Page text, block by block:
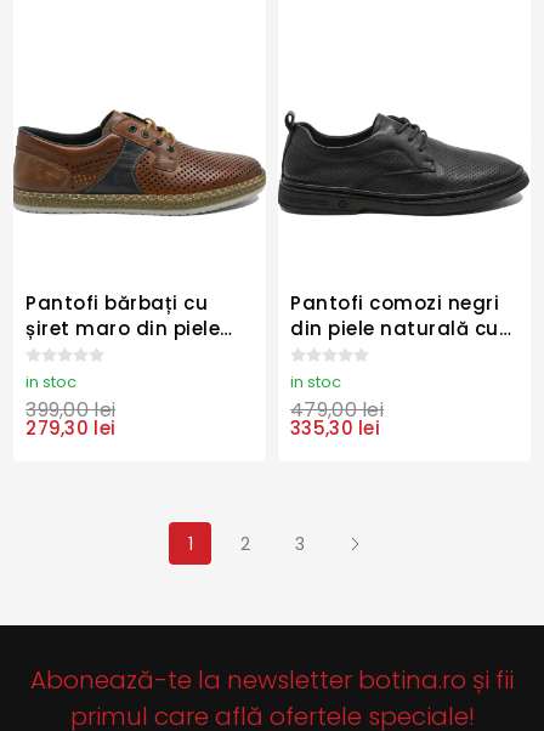
Pantofi bărbați cu
șiret maro din piele
naturală cu perforații
RIKB5214-24
in stoc
399,00 lei
279,30 lei
Pantofi comozi negri
din piele naturală cu
perforații OTR60003
in stoc
479,00 lei
335,30 lei
1 2 3
Abonează-te la newsletter botina.ro și fii
primul care află ofertele speciale!